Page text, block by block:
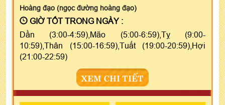
Hoàng đạo (ngọc đường hoàng đạo)
GIỜ TỐT TRONG NGÀY :
Dần (3:00-4:59),Mão (5:00-6:59),Tỵ (9:00-
10:59),Thân (15:00-16:59),Tuất (19:00-20:59),Hợi
(21:00-22:59)
XEM CHI TIẾT